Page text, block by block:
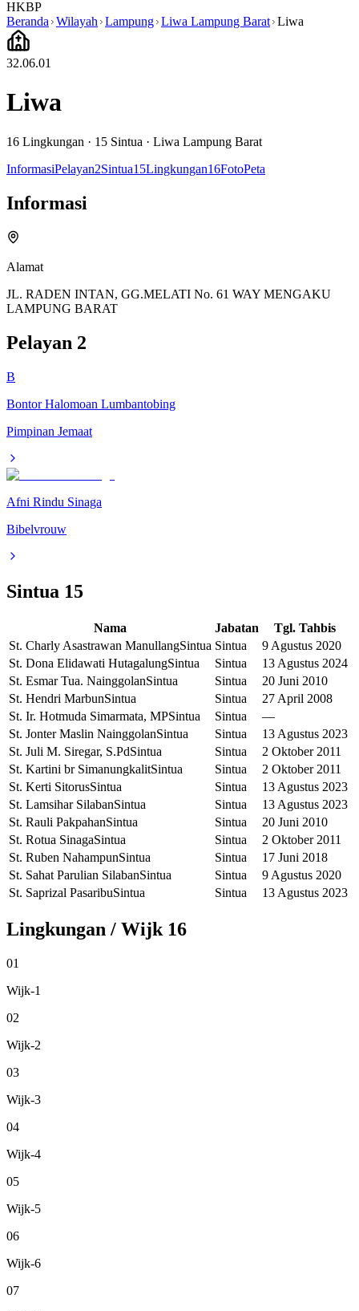
HKBP
Beranda Wilayah Lampung Liwa Lampung Barat Liwa
32.06.01
Liwa
16 Lingkungan · 15 Sintua · Liwa Lampung Barat
InformasiPelayan2Sintua15Lingkungan16FotoPeta
Informasi
Alamat
JL. RADEN INTAN, GG.MELATI No. 61 WAY MENGAKU
LAMPUNG BARAT
Pelayan 2
B
Bontor Halomoan Lumbantobing
Pimpinan Jemaat
Afni Rindu Sinaga
Bibelvrouw
Sintua 15
Nama Jabatan
Tgl. Tahbis
St. Charly Asastrawan ManullangSintua Sintua
9 Agustus 2020
St. Dona Elidawati HutagalungSintua Sintua
13 Agustus 2024
St. Esmar Tua. NainggolanSintua Sintua
20 Juni 2010
St. Hendri MarbunSintua Sintua
27 April 2008
St. Ir. Hotmuda Simarmata, MPSintua Sintua
—
St. Jonter Maslin NainggolanSintua Sintua
13 Agustus 2023
St. Juli M. Siregar, S.PdSintua Sintua
2 Oktober 2011
St. Kartini br SimanungkalitSintua Sintua
2 Oktober 2011
St. Kerti SitorusSintua Sintua
13 Agustus 2023
St. Lamsihar SilabanSintua Sintua
13 Agustus 2023
St. Rauli PakpahanSintua Sintua
20 Juni 2010
St. Rotua SinagaSintua Sintua
2 Oktober 2011
St. Ruben NahampunSintua Sintua
17 Juni 2018
St. Sahat Parulian SilabanSintua Sintua
9 Agustus 2020
St. Saprizal PasaribuSintua Sintua 13 Agustus 2023
Lingkungan / Wijk 16
01
Wijk-1
02
Wijk-2
03
Wijk-3
04
Wijk-4
05
Wijk-5
06
Wijk-6
07